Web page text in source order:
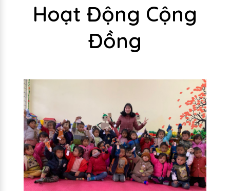
Hoạt Động Cộng
Đồng